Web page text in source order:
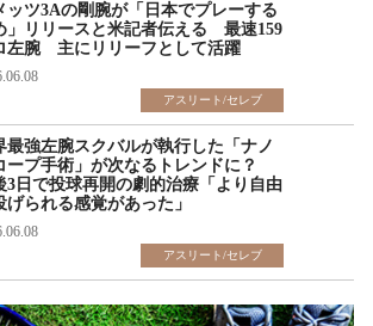
ッツ3Aの剛腕が「日本でプレーする
」リリースと米記者伝える 最速159
左腕 主にリリーフとして活躍
アスリート/セレブ
最強左腕スクバルが執行した「ナノ
ープ手術」が次なるトレンドに？
3日で投球再開の劇的治療「より自由
げられる感覚があった」
アスリート/セレブ